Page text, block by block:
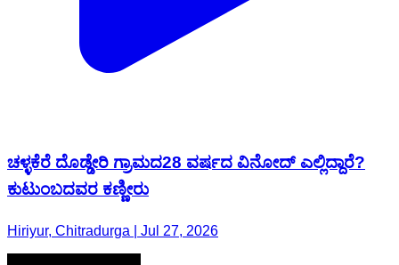
ಚಳ್ಳಕೆರೆ ದೊಡ್ಡೇರಿ ಗ್ರಾಮದ28 ವರ್ಷದ ವಿನೋದ್ ಎಲ್ಲಿದ್ದಾರೆ?
ಕುಟುಂಬದವರ ಕಣ್ಣೀರು
Hiriyur, Chitradurga | Jul 27, 2026